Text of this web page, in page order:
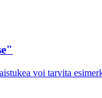
voi tarvita